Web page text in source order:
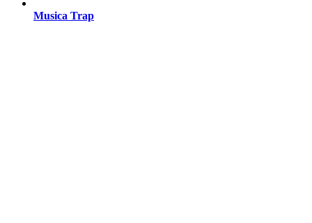
Musica Trap